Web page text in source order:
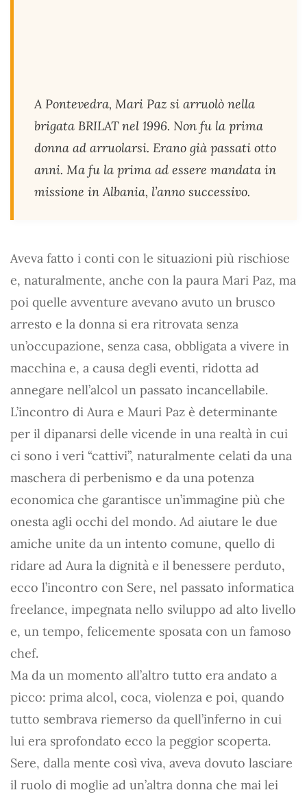
A Pontevedra, Mari Paz si arruolò nella
brigata BRILAT nel 1996. Non fu la prima
donna ad arruolarsi. Erano già passati otto
anni. Ma fu la prima ad essere mandata in
missione in Albania, l’anno successivo.
Aveva fatto i conti con le situazioni più rischiose
e, naturalmente, anche con la paura Mari Paz, ma
poi quelle avventure avevano avuto un brusco
arresto e la donna si era ritrovata senza
un’occupazione, senza casa, obbligata a vivere in
macchina e, a causa degli eventi, ridotta ad
annegare nell’alcol un passato incancellabile.
L’incontro di Aura e Mauri Paz è determinante
per il dipanarsi delle vicende in una realtà in cui
ci sono i veri “cattivi”, naturalmente celati da una
maschera di perbenismo e da una potenza
economica che garantisce un’immagine più che
onesta agli occhi del mondo. Ad aiutare le due
amiche unite da un intento comune, quello di
ridare ad Aura la dignità e il benessere perduto,
ecco l’incontro con Sere, nel passato informatica
freelance, impegnata nello sviluppo ad alto livello
e, un tempo, felicemente sposata con un famoso
chef.
Ma da un momento all’altro tutto era andato a
picco: prima alcol, coca, violenza e poi, quando
tutto sembrava riemerso da quell’inferno in cui
lui era sprofondato ecco la peggior scoperta.
Sere, dalla mente così viva, aveva dovuto lasciare
il ruolo di moglie ad un’altra donna che mai lei